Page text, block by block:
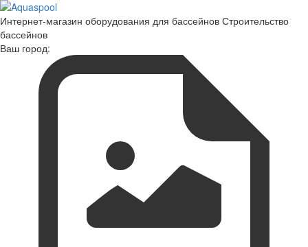
Интернет-магазин оборудования для бассейнов Строительство
бассейнов
Ваш город: